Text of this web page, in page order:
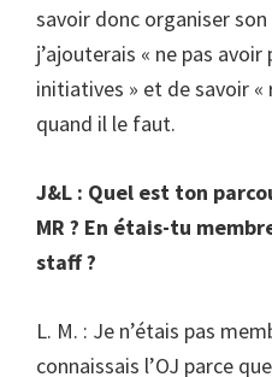
savoir donc organiser
j’ajouterais « ne pas
initiatives » et de savoir «
quand il le faut.
J&L : Quel est ton
MR ? En étais-tu
staff ?
L. M. : Je n’étais pas
connaissais l’OJ parce